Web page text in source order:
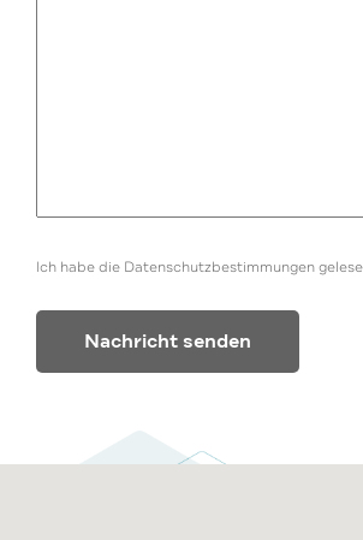
Ich habe die Datenschutzbestimmungen